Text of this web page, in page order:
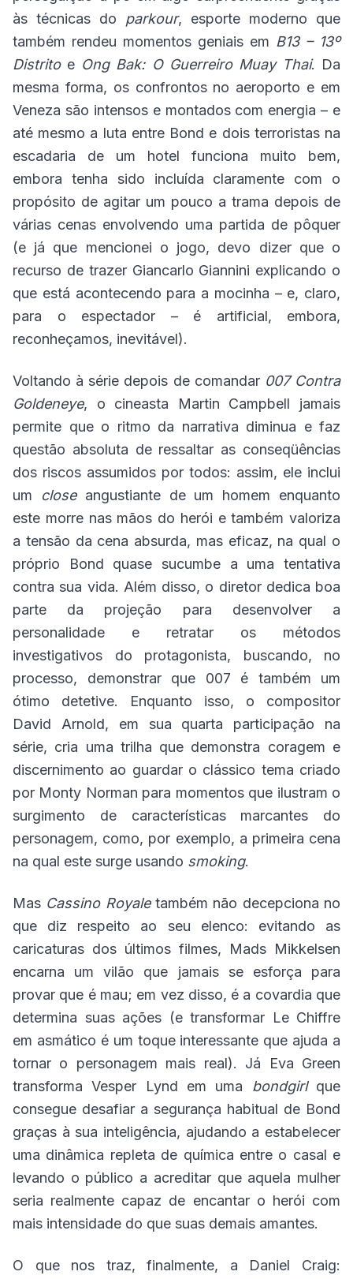
às técnicas do parkour, esporte moderno que
também rendeu momentos geniais em B13 – 13º
Distrito e Ong Bak: O Guerreiro Muay Thai. Da
mesma forma, os confrontos no aeroporto e em
Veneza são intensos e montados com energia – e
até mesmo a luta entre Bond e dois terroristas na
escadaria de um hotel funciona muito bem,
embora tenha sido incluída claramente com o
propósito de agitar um pouco a trama depois de
várias cenas envolvendo uma partida de pôquer
(e já que mencionei o jogo, devo dizer que o
recurso de trazer Giancarlo Giannini explicando o
que está acontecendo para a mocinha – e, claro,
para o espectador – é artificial, embora,
reconheçamos, inevitável).
Voltando à série depois de comandar 007 Contra
Goldeneye, o cineasta Martin Campbell jamais
permite que o ritmo da narrativa diminua e faz
questão absoluta de ressaltar as conseqüências
dos riscos assumidos por todos: assim, ele inclui
um
closeangustiante de um homem enquanto
este morre nas mãos do herói e também valoriza
a tensão da cena absurda, mas eficaz, na qual o
próprio Bond quase sucumbe a uma tentativa
contra sua vida. Além disso, o diretor dedica boa
parte da projeção para desenvolver a
personalidade e retratar os métodos
investigativos do protagonista, buscando, no
processo, demonstrar que 007 é também um
ótimo detetive. Enquanto isso, o compositor
David Arnold, em sua quarta participação na
série, cria uma trilha que demonstra coragem e
discernimento ao guardar o clássico tema criado
por Monty Norman para momentos que ilustram o
surgimento de características marcantes do
personagem, como, por exemplo, a primeira cena
na qual este surge usando smoking.
Mas Cassino Royaletambém não decepciona no
que diz respeito ao seu elenco: evitando as
caricaturas dos últimos filmes, Mads Mikkelsen
encarna um vilão que jamais se esforça para
provar que é mau; em vez disso, é a covardia que
determina suas ações (e transformar Le Chiffre
em asmático é um toque interessante que ajuda a
tornar o personagem mais real). Já Eva Green
transforma Vesper Lynd em uma bondgirlque
consegue desafiar a segurança habitual de Bond
graças à sua inteligência, ajudando a estabelecer
uma dinâmica repleta de química entre o casal e
levando o público a acreditar que aquela mulher
seria realmente capaz de encantar o herói com
mais intensidade do que suas demais amantes.
O que nos traz, finalmente, a Daniel Craig: